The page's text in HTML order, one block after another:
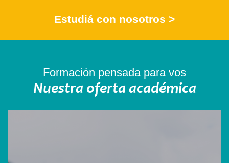
Estudiá con nosotros >
Formación pensada para vos
Nuestra oferta académica